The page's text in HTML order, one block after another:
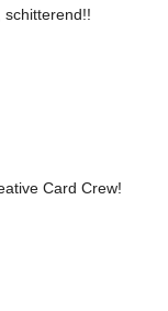
schitterend!!
Card Crew!